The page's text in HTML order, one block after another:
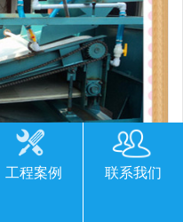
工程案例 联系我们